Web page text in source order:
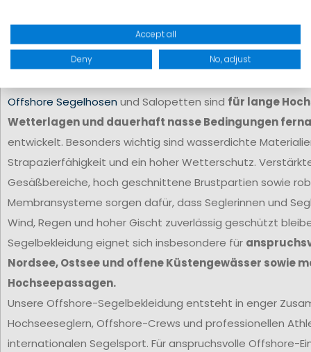
Segelhose für Ihre Anforderungenauszuwählen.
Offshore Coastal & Inshore Jollen- & Skiff-
Offshore Segelhosen und Salopetten sind für lange
Wetterlagen und dauerhaft nasse Bedingungen
entwickelt. Besonders wichtig sind wasserdichte
Strapazierfähigkeit und ein hoher Wetterschutz.
Gesäßbereiche, hoch geschnittene Brustpartien sowie
Membransysteme sorgen dafür, dass Seglerinnen und
Wind, Regen und hoher Gischt zuverlässig geschützt
Segelbekleidung eignet sich insbesondere für
Nordsee, Ostsee und offene Küstengewässer sowie
Hochseepassagen.
Unsere Offshore-Segelbekleidung entsteht in enger
Hochseeseglern, Offshore-Crews und professionellen
internationalen Segelsport. Für anspruchsvolle Offshore-
Accept all
Deny No, adjust